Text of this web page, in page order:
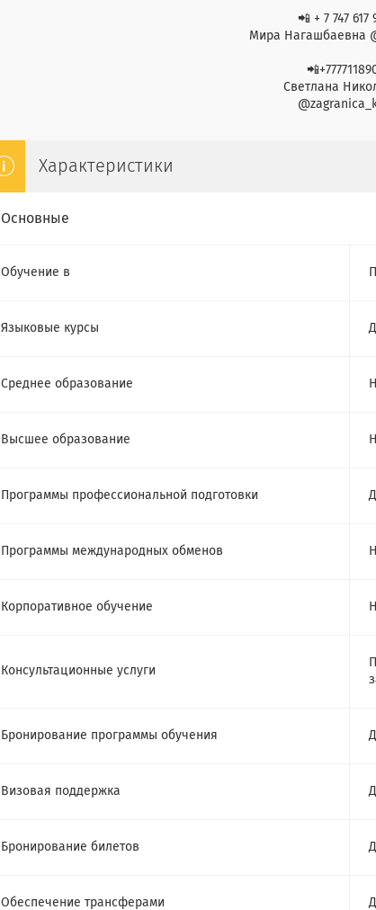
📲 + 7 747 617
Мира Нагашбаевна
Светлана
Характеристики
Основные
Обучение в
Языковые курсы
Среднее образование
Высшее образование
Программы профессиональной подготовки
Программы международных обменов
Корпоративное обучение
Консультационные услуги
Бронирование программы обучения
Визовая поддержка
Бронирование билетов
Обеспечение трансферами